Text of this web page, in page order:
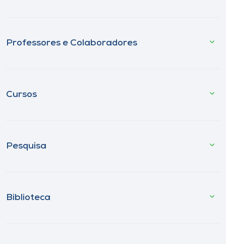
Professores e Colaboradores
Cursos
Pesquisa
Biblioteca